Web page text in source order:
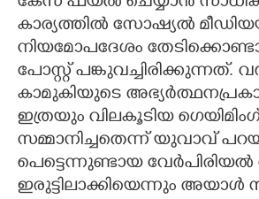
കാര്യത്തിൽ സോഷ്യൽ
നിയമോപദേശം
പോസ്റ്റ് പങ്കുവച്ചിരിക്കുന്നത്.
കാമുകിയുടെ
ഇത്രയും വിലകൂടിയ ഗെയിമിംഗ്
സമ്മാനിച്ചതെന്ന് യുവാവ്
പെട്ടെന്നുണ്ടായ
ഇരുട്ടിലാക്കിയെന്നും അയാൾ